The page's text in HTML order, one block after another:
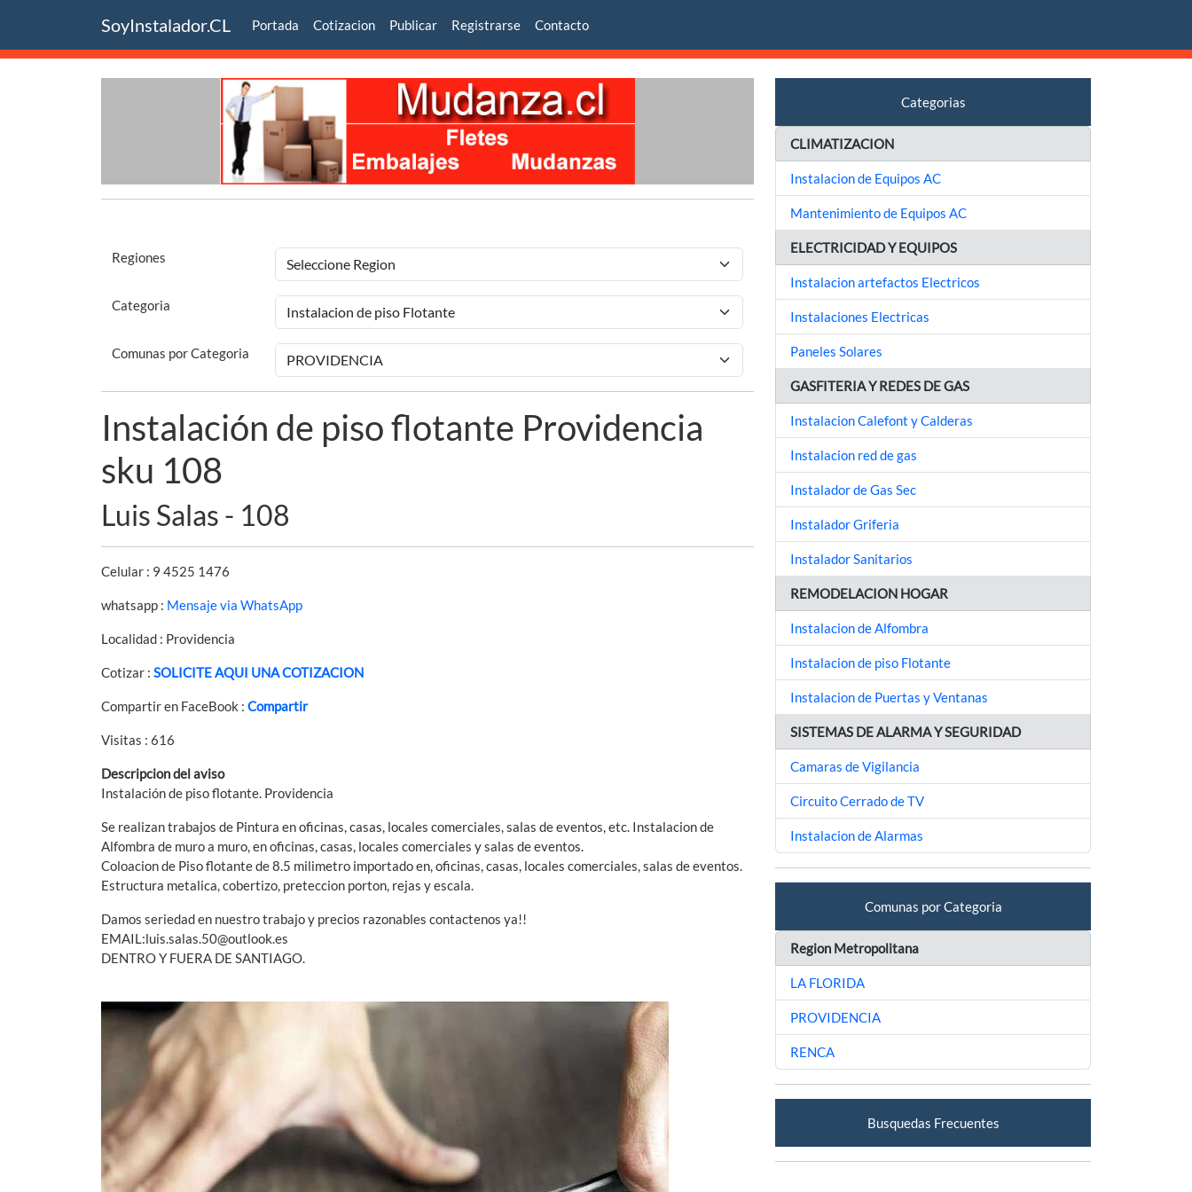
SoyInstalador.CL Portada Cotizacion Publicar Registrarse Contacto
Regiones
Categoria
Comunas por Categoria
Instalación de piso flotante Providencia
sku 108
Luis Salas - 108
Celular : 9 4525 1476
whatsapp : Mensaje via WhatsApp
Localidad : Providencia
Cotizar : SOLICITE AQUI UNA COTIZACION
Compartir en FaceBook : Compartir
Visitas : 616
Descripcion del aviso
Instalación de piso flotante. Providencia
Se realizan trabajos de Pintura en oficinas, casas, locales comerciales, salas de eventos, etc. Instalacion de
Alfombra de muro a muro, en oficinas, casas, locales comerciales y salas de eventos.
Coloacion de Piso flotante de 8.5 milimetro importado en, oficinas, casas, locales comerciales, salas de eventos.
Estructura metalica, cobertizo, preteccion porton, rejas y escala.
Damos seriedad en nuestro trabajo y precios razonables contactenos ya!!
EMAIL:luis.salas.50@outlook.es
DENTRO Y FUERA DE SANTIAGO.
Categorias
CLIMATIZACION
Instalacion de Equipos AC
Mantenimiento de Equipos AC
ELECTRICIDAD Y EQUIPOS
Instalacion artefactos Electricos
Instalaciones Electricas
Paneles Solares
GASFITERIA Y REDES DE GAS
Instalacion Calefont y Calderas
Instalacion red de gas
Instalador de Gas Sec
Instalador Griferia
Instalador Sanitarios
REMODELACION HOGAR
Instalacion de Alfombra
Instalacion de piso Flotante
Instalacion de Puertas y Ventanas
SISTEMAS DE ALARMA Y SEGURIDAD
Camaras de Vigilancia
Circuito Cerrado de TV
Instalacion de Alarmas
Comunas por Categoria
Region Metropolitana
LA FLORIDA
PROVIDENCIA
RENCA
Busquedas Frecuentes